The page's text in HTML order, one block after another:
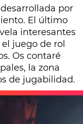
por
El último
interesantes
juego de rol
Os contaré
la zona
de jugabilidad.